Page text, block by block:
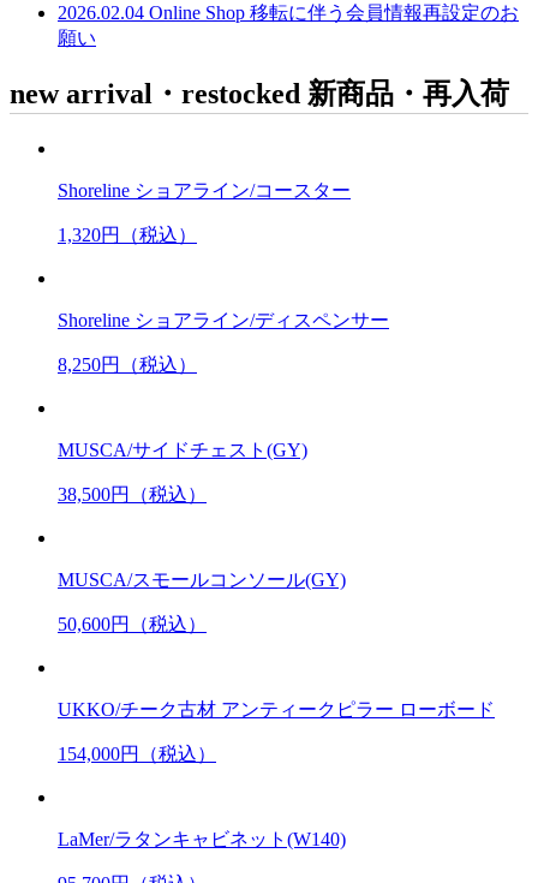
2026.02.04 Online Shop 移転に伴う会員情報再設定のお
願い
new arrival・restocked 新商品・再入荷
Shoreline ショアライン/コースター
1,320円（税込）
Shoreline ショアライン/ディスペンサー
8,250円（税込）
MUSCA/サイドチェスト(GY)
38,500円（税込）
MUSCA/スモールコンソール(GY)
50,600円（税込）
UKKO/チーク古材 アンティークピラー ローボード
154,000円（税込）
LaMer/ラタンキャビネット(W140)